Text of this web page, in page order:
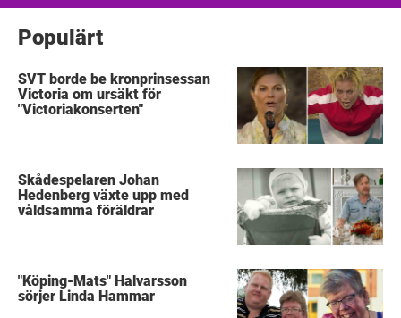
Populärt
SVT borde be kronprinsessan
Victoria om ursäkt för
"Victoriakonserten"
Skådespelaren Johan
Hedenberg växte upp med
våldsamma föräldrar
"Köping-Mats" Halvarsson
sörjer Linda Hammar